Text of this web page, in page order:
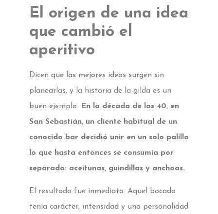
El origen de una idea
que cambió el
aperitivo
Dicen que las mejores ideas surgen sin
planearlas, y la historia de la gilda es un
buen ejemplo. En la década de los 40, en
San Sebastián, un cliente habitual de un
conocido bar decidió unir en un solo palillo
lo que hasta entonces se consumía por
separado: aceitunas, guindillas y anchoas.
El resultado fue inmediato. Aquel bocado
tenía carácter, intensidad y una personalidad